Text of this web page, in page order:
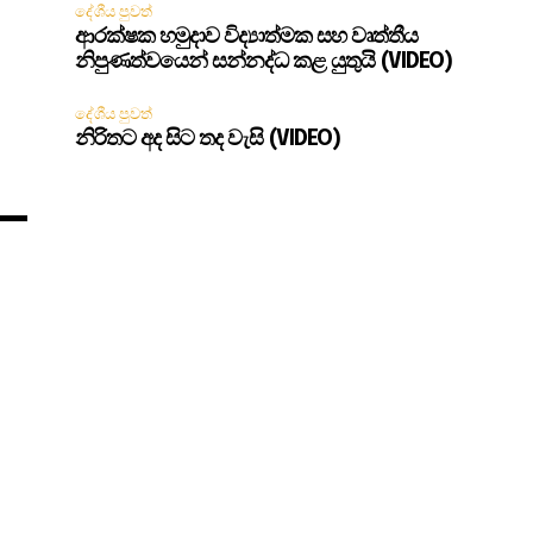
දේශීය පුවත්
ආරක්ෂක හමුදාව විද්‍යාත්මක සහ වෘත්තීය
නිපුණත්වයෙන් සන්නද්ධ කළ යුතුයි (VIDEO)
දේශීය පුවත්
නිරිතට අද සිට තද වැසි (VIDEO)